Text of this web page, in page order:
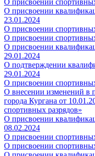
О присвоении
23.01.2024
О присвоении
О присвоении
О присвоении
29.01.2024
О подтверждении
29.01.2024
О присвоении
О внесении изменений в
города Кургана от
спортивных разрядов»
О присвоении
08.02.2024
О присвоении
О присвоении